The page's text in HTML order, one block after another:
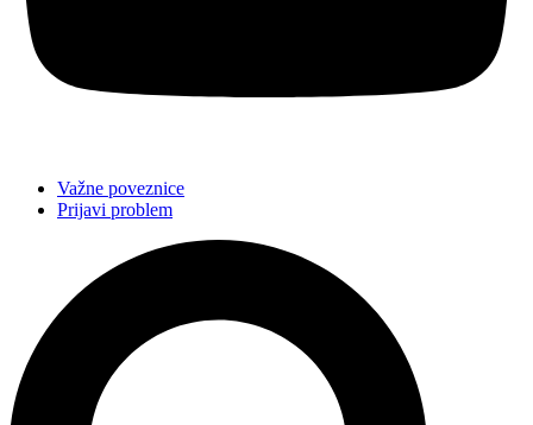
Važne poveznice
Prijavi problem